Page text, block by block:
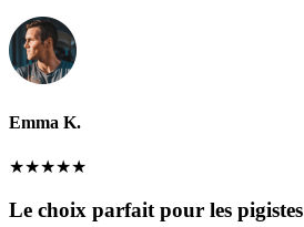
Emma K.
★★★★★
Le choix parfait pour les pigistes